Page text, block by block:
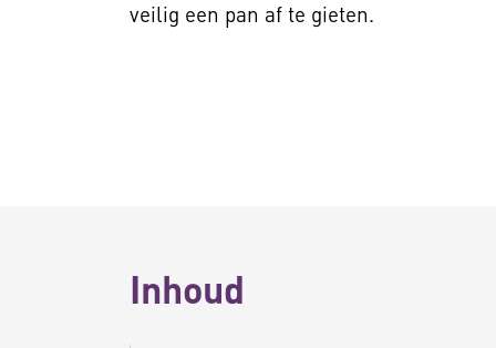
veilig een pan af te gieten.
Inhoud